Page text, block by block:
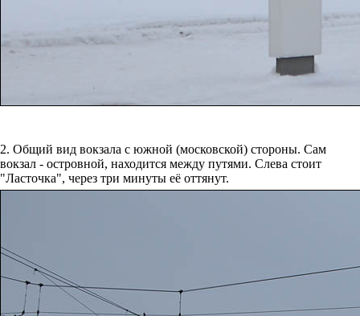
2. Общий вид вокзала с южной (московской) стороны. Сам
вокзал - островной, находится между путями. Слева стоит
"Ласточка", через три минуты её оттянут.